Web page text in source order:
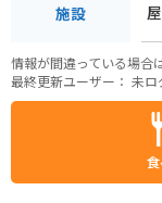
施設
情報が間違っている場合は
最終更新ユーザー： 未ロ